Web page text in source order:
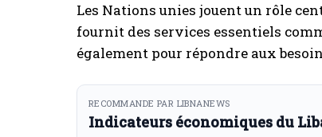
Les Nations unies jouent un rôle
fournit des services essentiels
également pour répondre aux
RECOMMANDE PAR LIBNANEWS
Indicateurs économiques du